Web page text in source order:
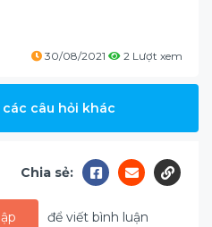
30/08/2021 2 Lượt xem
câu hỏi khác
Chia sẻ:
để viết bình luận